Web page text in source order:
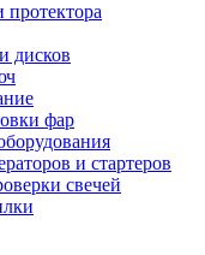
дисков
фар
и стартеров
свечей